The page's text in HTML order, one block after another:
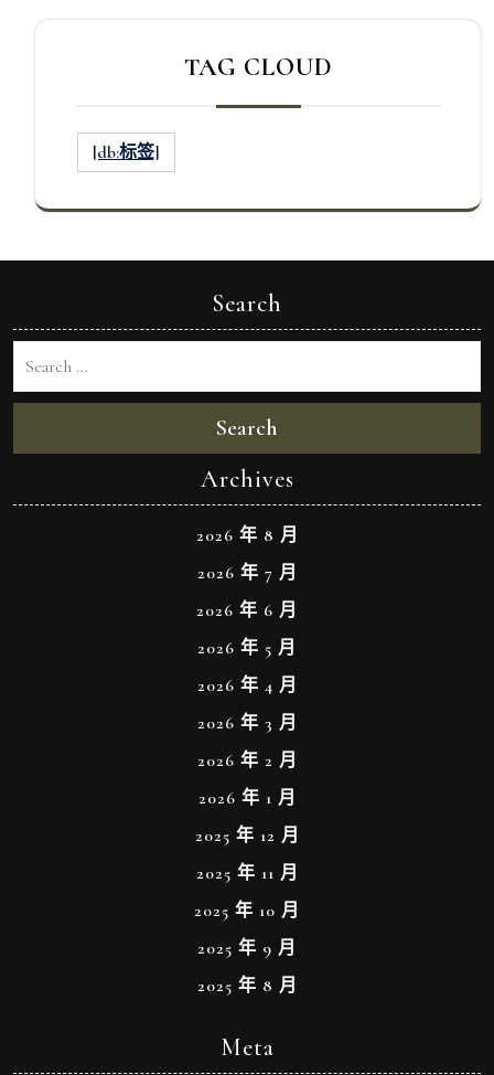
TAG CLOUD
[db:标签]
Search
Search
Archives
2026 年 8 月
2026 年 7 月
2026 年 6 月
2026 年 5 月
2026 年 4 月
2026 年 3 月
2026 年 2 月
2026 年 1 月
2025 年 12 月
2025 年 11 月
2025 年 10 月
2025 年 9 月
2025 年 8 月
Meta